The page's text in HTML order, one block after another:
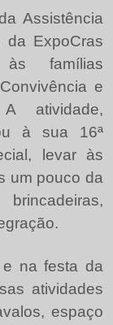
Assistência
da ExpoCras
famílias
e
atividade,
à sua 16ª
levar às
um pouco da
na festa da
atividades
espaço